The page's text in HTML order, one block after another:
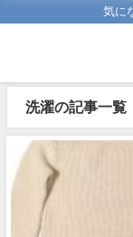
気に
洗濯の記事一覧